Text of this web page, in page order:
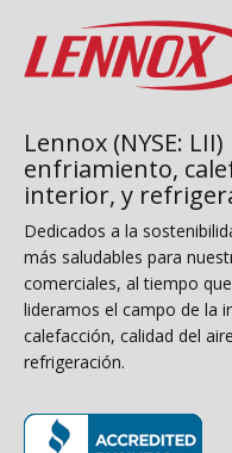
Lennox (NYSE:
enfriamiento,
interior, y
Dedicados a la
más saludables para
comerciales, al tiempo
lideramos el campo de la
calefacción, calidad del
refrigeración.